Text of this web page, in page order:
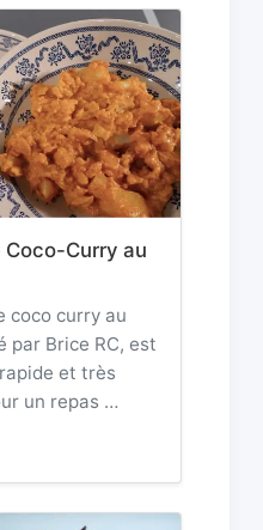
Coco-Curry au
coco curry au
par Brice RC, est
et très
un repas …